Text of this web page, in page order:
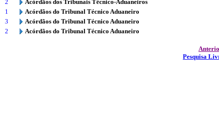
2
Acórdãos dos Tribunais Técnico-Aduaneiros
1
Acórdãos do Tribunal Técnico Aduaneiro
3
Acórdãos do Tribunal Técnico Aduaneiro
2
Acórdãos do Tribunal Técnico Aduaneiro
Pesquisa